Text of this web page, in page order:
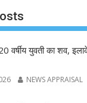
p k
NEWS APPRAISAL